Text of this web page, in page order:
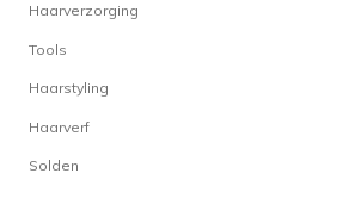
Haarverzorging
Tools
Haarstyling
Haarverf
Solden